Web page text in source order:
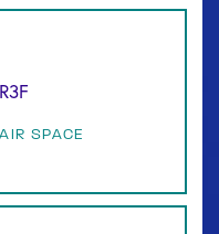
AIR SPACE